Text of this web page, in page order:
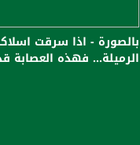
بالصورة - اذا سرقت
الرميلة... فهذه العصابة